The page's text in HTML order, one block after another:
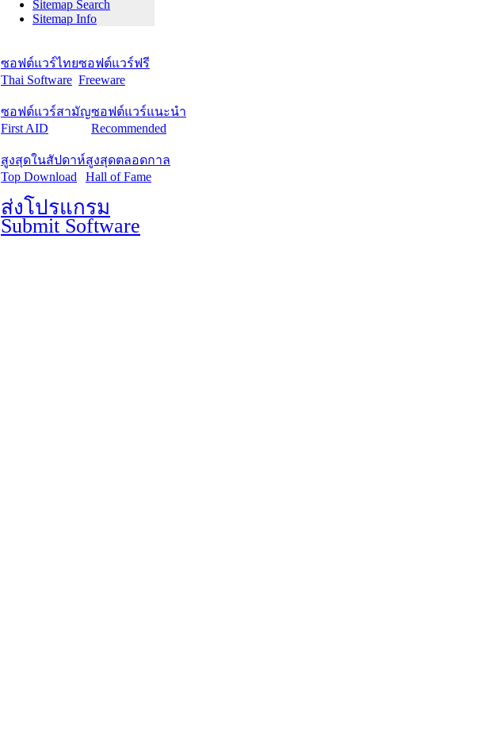
Sitemap Search
Sitemap Info
ซอฟต์แวร์ไทย
Thai Software
ซอฟต์แวร์ฟรี
Freeware
ซอฟต์แวร์สามัญ
First AID
ซอฟต์แวร์แนะนำ
Recommended
สูงสุดในสัปดาห์
Top Download
สูงสุดตลอดกาล
Hall of Fame
ส่งโปรแกรม
Submit Software